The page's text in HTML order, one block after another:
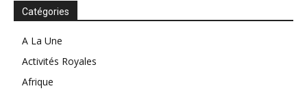
Catégories
A La Une
Activités Royales
Afrique